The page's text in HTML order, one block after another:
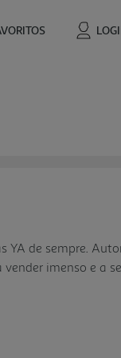
YA de sempre.
imenso e a